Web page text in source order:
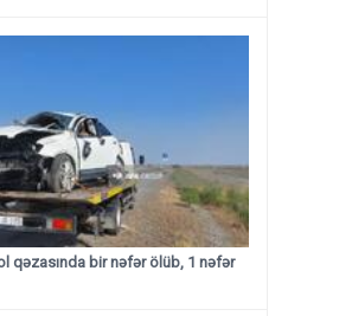
qəzasında bir nəfər ölüb, 1 nəfər